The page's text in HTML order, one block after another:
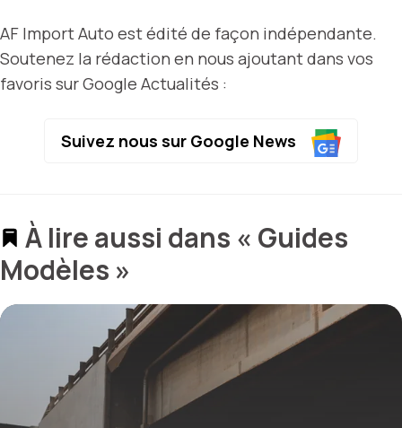
AF Import Auto est édité de façon indépendante.
Soutenez la rédaction en nous ajoutant dans vos
favoris sur Google Actualités :
Suivez nous sur Google News
À lire aussi dans « Guides
Modèles »